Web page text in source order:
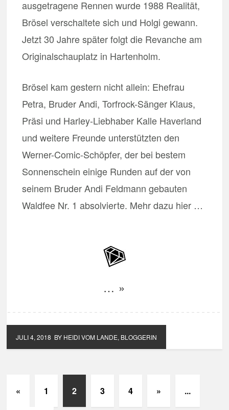
ausgetragene Rennen wurde 1988 Realität,
Brösel verschaltete sich und Holgi gewann.
Jetzt 30 Jahre später folgt die Revanche am
Originalschauplatz in Hartenholm.
Brösel kam gestern nicht allein: Ehefrau
Petra, Bruder Andi, Torfrock-Sänger Klaus,
Präsi und Harley-Liebhaber Kalle Haverland
und weitere Freunde unterstützten den
Werner-Comic-Schöpfer, der bei bestem
Sonnenschein einige Runden auf der von
seinem Bruder Andi Feldmann gebauten
Waldfee Nr. 1 absolvierte. Mehr dazu hier …
… »
JULI 4, 2018 BY HEIDI VOM LANDE, BLOGGERIN
« 1 2 3 4 » ...